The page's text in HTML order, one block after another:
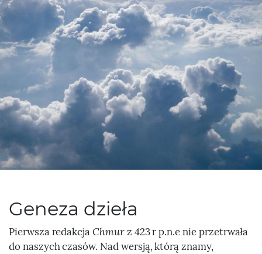
Geneza dzieła
Pierwsza redakcjaChmurz 423 r p.n.e nie przetrwała
do naszych czasów. Nad wersją, którą znamy,